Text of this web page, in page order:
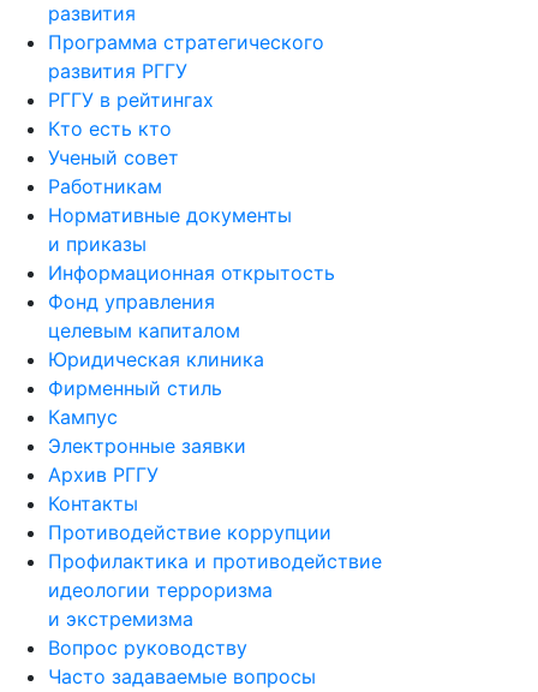
развития
Программа стратегического
развития РГГУ
РГГУ в рейтингах
Кто есть кто
Ученый совет
Работникам
Нормативные документы
и приказы
Информационная открытость
Фонд управления
целевым капиталом
Юридическая клиника
Фирменный стиль
Кампус
Электронные заявки
Архив РГГУ
Контакты
Противодействие коррупции
Профилактика и противодействие
идеологии терроризма
и экстремизма
Вопрос руководству
Часто задаваемые вопросы